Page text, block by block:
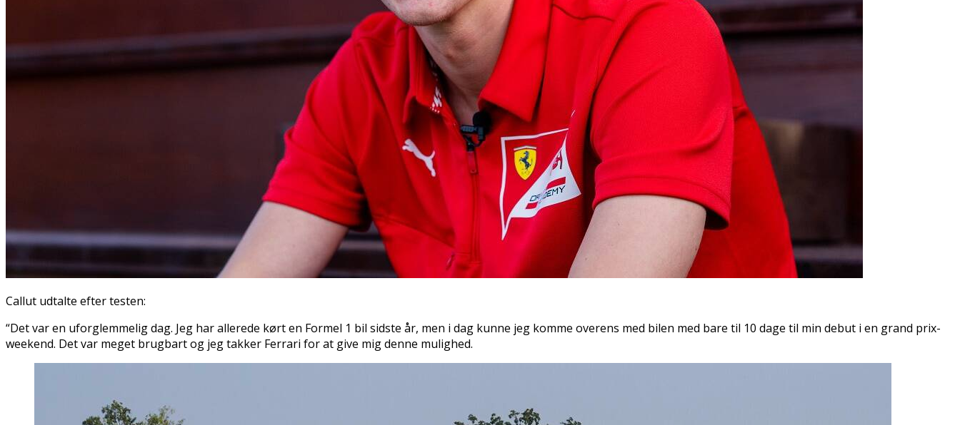
Callut udtalte efter testen:
“Det var en uforglemmelig dag. Jeg har allerede kørt en Formel 1 bil sidste år, men i dag kunne jeg komme overens med bilen med bare til 10 dage til min debut i en grand prix-
weekend. Det var meget brugbart og jeg takker Ferrari for at give mig denne mulighed.